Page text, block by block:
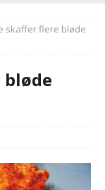
skaffer flere bløde
bløde